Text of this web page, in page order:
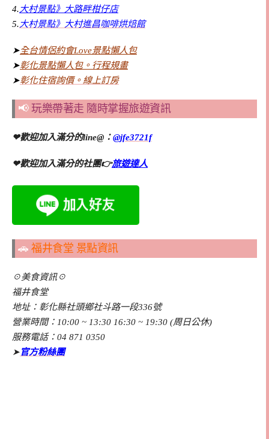
4.大村景點》大路畔柑仔店
5.大村景點》大村進昌咖啡烘焙館
➤全台情侶約會Love景點懶人包
➤彰化景點懶人包。行程規畫
➤彰化住宿詢價。線上訂房
📢 玩樂帶著走 隨時掌握旅遊資訊
❤歡迎加入滿分的line@：@jfe3721f
❤歡迎加入滿分的社團👉旅遊達人
🚗 福井食堂 景點資訊
☉美食資訊☉
福井食堂
地址：彰化縣社頭鄉社斗路一段336號
營業時間：10:00 ~ 13:30 16:30 ~ 19:30 (周日公休)
服務電話：04 871 0350
➤官方粉絲團